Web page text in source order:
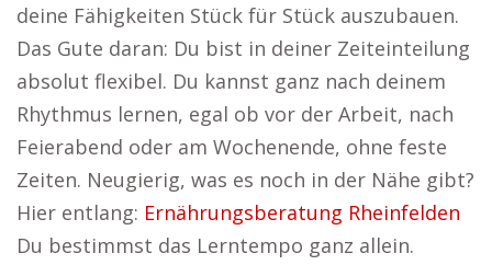
deine Fähigkeiten Stück für Stück auszubauen.
Das Gute daran: Du bist in deiner Zeiteinteilung
absolut flexibel. Du kannst ganz nach deinem
Rhythmus lernen, egal ob vor der Arbeit, nach
Feierabend oder am Wochenende, ohne feste
Zeiten. Neugierig, was es noch in der Nähe gibt?
Hier entlang: Ernährungsberatung Rheinfelden
Du bestimmst das Lerntempo ganz allein.